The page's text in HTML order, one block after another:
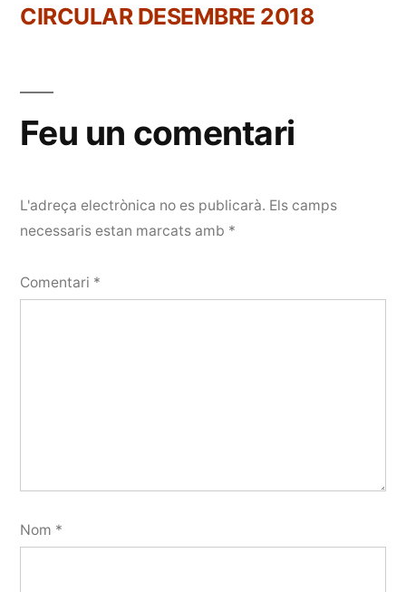
anterior:
CIRCULAR DESEMBRE 2018
Feu un comentari
L'adreça electrònica no es publicarà. Els camps
necessaris estan marcats amb *
Comentari *
Nom *